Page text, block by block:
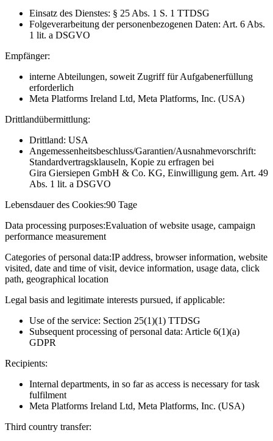
Einsatz des Dienstes: § 25 Abs. 1 S. 1 TTDSG
Folgeverarbeitung der personenbezogenen Daten: Art. 6 Abs.
1 lit. a DSGVO
Empfänger:
interne Abteilungen, soweit Zugriff für Aufgabenerfüllung
erforderlich
Meta Platforms Ireland Ltd, Meta Platforms, Inc. (USA)
Drittlandübermittlung:
Drittland: USA
Angemessenheitsbeschluss/Garantien/Ausnahmevorschrift:
Standardvertragsklauseln, Kopie zu erfragen bei
Gira Giersiepen GmbH & Co. KG, Einwilligung gem. Art. 49
Abs. 1 lit. a DSGVO
Lebensdauer des Cookies:90 Tage
Data processing purposes:Evaluation of website usage, campaign
performance measurement
Categories of personal data:IP address, browser information, website
visited, date and time of visit, device information, usage data, click
path, geographical location
Legal basis and legitimate interests pursued, if applicable:
Use of the service: Section 25(1)(1) TTDSG
Subsequent processing of personal data: Article 6(1)(a)
GDPR
Recipients:
Internal departments, in so far as access is necessary for task
fulfilment
Meta Platforms Ireland Ltd, Meta Platforms, Inc. (USA)
Third country transfer: